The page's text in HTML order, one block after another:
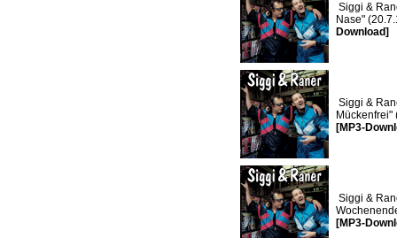
Siggi &
Nase"
Download]
Siggi &
Mückenfrei"
[MP3-
Siggi &
[MP3-